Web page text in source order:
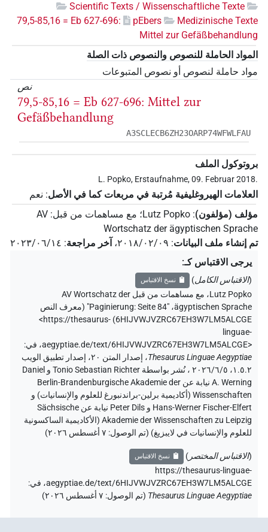
Scientific Texts / Wissenschaftliche Texte
Medizinische Texte
pEbers
79,5-85,16 = Eb 627-696:
Mittel zur Gefäßbehandlung
المواد الحاملة للنصوص والنصوص ذات الصلة
مواد حاملة لنصوص أو نصوص المتبوعات
نص
79,5-85,16 = Eb 627-696: Mittel zur
Gefäßbehandlung
A3SCLECB6ZH23OARP74WFWLFAU
بروتوكول الملف
L. Popko, Erstaufnahme, 09. Februar 2018.
العلامات الهيروغليفية مُرتبة في مربعات كما في الأصل: نعم
مؤلف (مؤلفون):
Lutz Popko؛ مع مساهمات من قبل:
AV
Wortschatz der ägyptischen Sprache
تم إنشاء ملف البيانات: ٢٠١٨/٠٢/٠٩، آخر مراجعة: ٢٠٢٣/٠٦/١٤
يرجى الاقتباس كـ:
(الاقتباس الكامل) نسخ الاقتباس
Lutz Popko، مع مساهمات من قبل AV Wortschatz der
ägyptischen Sprache، "Paginierung: Seite 84" (
معرف النص
6HIJVWJVZRC67EH3W7LM5ALCGE
)
<https://thesaurus-
linguae-
aegyptiae.de/text/6HIJVWJVZRC67EH3W7LM5ALCGE>، في:
Thesaurus Linguae Aegyptiae،
إصدار المتن ٢٠، إصدار تطبيق الويب
۱.٥.٢، ٢٠٢٦/٦/٥ ، نُشر بواسطة Tonio Sebastian Richter و Daniel
A. Werning نيابة عن Berlin-Brandenburgische Akademie der
Wissenschaften (أكاديمية برلين-براندنبورغ للعلوم والإنسانيات) و
Hans-Werner Fischer-Elfert و Peter Dils نيابة عن Sächsische
Akademie der Wissenschaften zu Leipzig (الأكاديمية الساكسونية
للعلوم والإنسانيات في لايبزيغ) (تم الوصول: ٧ أغسطس ٢٠٢٦ )
(الاقتباس المختصر ) نسخ الاقتباس
https://thesaurus-linguae-
aegyptiae.de/text/6HIJVWJVZRC67EH3W7LM5ALCGE، في:
Thesaurus Linguae Aegyptiae
(تم الوصول: ٧ أغسطس ٢٠٢٦ )